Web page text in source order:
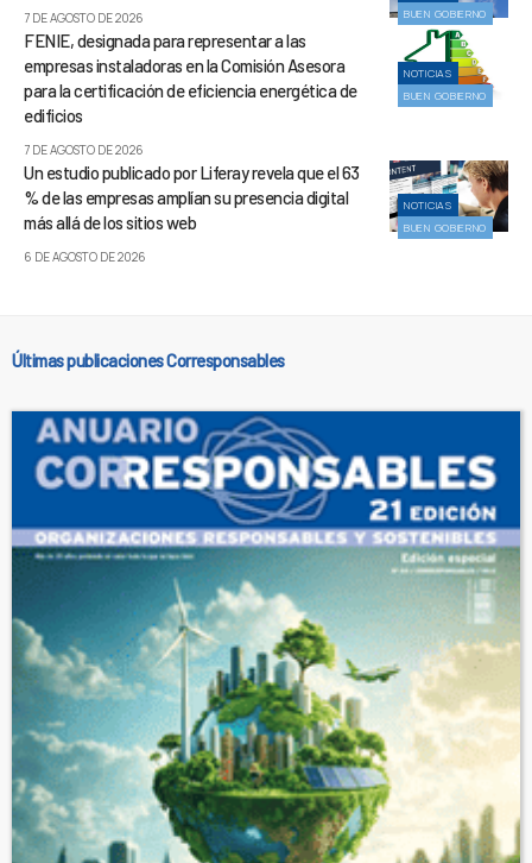
BUEN GOBIERNO
7 DE AGOSTO DE 2026
NOTICIAS
BUEN GOBIERNO
FENIE, designada para representar a las
empresas instaladoras en la Comisión Asesora
para la certificación de eficiencia energética de
edificios
7 DE AGOSTO DE 2026
NOTICIAS
BUEN GOBIERNO
Un estudio publicado por Liferay revela que el 63
% de las empresas amplían su presencia digital
más allá de los sitios web
6 DE AGOSTO DE 2026
Últimas publicaciones Corresponsables